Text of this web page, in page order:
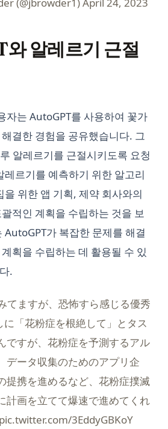
(@jbrowder1)April 24, 2023
알레르기 근절
자는 AutoGPT를 사용하여 꽃가
결한 경험을 공유했습니다. 그
알레르기를 근절시키도록 요청
르기를 예측하기 위한 알고리
을 위한 앱 기획, 제약 회사와의
적인 계획을 수립하는 것을 보
AutoGPT가 복잡한 문제를 해결
획을 수립하는 데 활용될 수 있
.
てますが、恐怖すら感じる優秀
「花粉症を根絶して」とタス
ですが、花粉症を予測するアル
データ収集のためのアプリ企
提携を進めるなど、花粉症撲滅
計画を立てて爆速で進めてくれ
pic.twitter.com/3EddyGBKoY